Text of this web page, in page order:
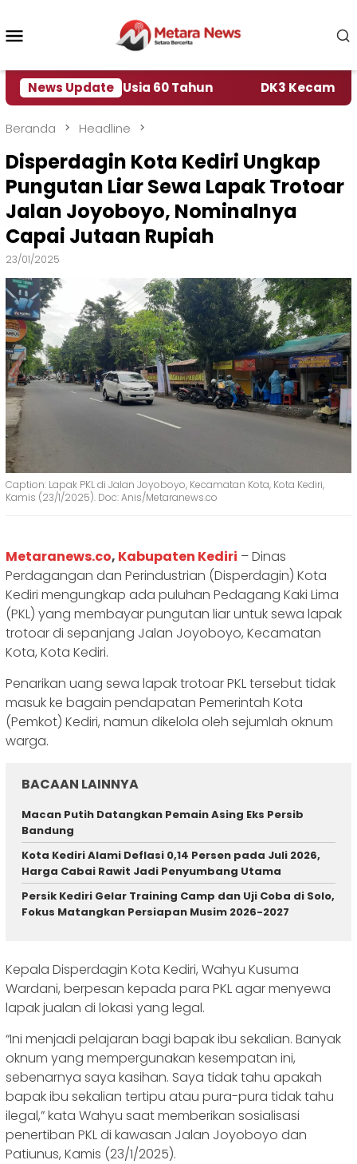
konten
News Update
di Usia 60 Tahun DK3 Kecam
Beranda Headline
Disperdagin Kota Kediri Ungkap
Pungutan Liar Sewa Lapak Trotoar
Jalan Joyoboyo, Nominalnya
Capai Jutaan Rupiah
23/01/2025
Caption: Lapak PKL di Jalan Joyoboyo, Kecamatan Kota, Kota Kediri,
Kamis (23/1/2025). Doc: Anis/Metaranews.co
Metaranews.co, Kabupaten Kediri – Dinas
Perdagangan dan Perindustrian (Disperdagin) Kota
Kediri mengungkap ada puluhan Pedagang Kaki Lima
(PKL) yang membayar pungutan liar untuk sewa lapak
trotoar di sepanjang Jalan Joyoboyo, Kecamatan
Kota, Kota Kediri.
Penarikan uang sewa lapak trotoar PKL tersebut tidak
masuk ke bagain pendapatan Pemerintah Kota
(Pemkot) Kediri, namun dikelola oleh sejumlah oknum
warga.
BACAAN LAINNYA
Macan Putih Datangkan Pemain Asing Eks Persib
Bandung
Kota Kediri Alami Deflasi 0,14 Persen pada Juli 2026,
Harga Cabai Rawit Jadi Penyumbang Utama
Persik Kediri Gelar Training Camp dan Uji Coba di Solo,
Fokus Matangkan Persiapan Musim 2026-2027
Kepala Disperdagin Kota Kediri, Wahyu Kusuma
Wardani, berpesan kepada para PKL agar menyewa
lapak jualan di lokasi yang legal.
“Ini menjadi pelajaran bagi bapak ibu sekalian. Banyak
oknum yang mempergunakan kesempatan ini,
sebenarnya saya kasihan. Saya tidak tahu apakah
bapak ibu sekalian tertipu atau pura-pura tidak tahu
ilegal,” kata Wahyu saat memberikan sosialisasi
penertiban PKL di kawasan Jalan Joyoboyo dan
Patiunus, Kamis (23/1/2025).